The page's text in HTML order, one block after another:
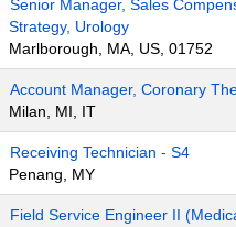
Senior Manager, Sales
Strategy, Urology
Marlborough, MA, US, 01752
Account Manager, Coronary
Milan, MI, IT
Receiving Technician - S4
Penang, MY
Field Service Engineer II